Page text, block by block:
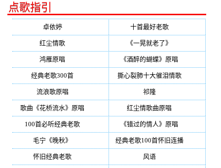
点歌指引
卓依婷(350) 十首最好老歌(300)
红尘情歌 《一晃就老了》
鸿雁原唱 《酒醉的蝴蝶》原唱
经典老歌300首 撕心裂肺十大催泪情歌(195)
流浪歌原唱 祁隆(188)
歌曲《花桥流水》原唱 红尘情歌曲原唱
100首必听经典老歌 《错过的情人》原唱
毛宁《晚秋》 经典老歌100首怀旧连播(134)
怀旧经典老歌 风语(132)